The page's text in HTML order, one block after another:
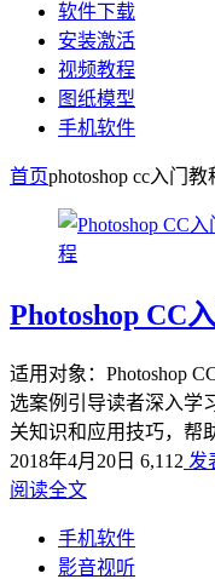
软件下载
安装激活
视频教程
图纸模型
手机软件
首页photoshop cc入门教
程
Photoshop CC
适用对象：Photoshop
选案例引导读者深入学
关知识和应用技巧，帮
2018年4月20日 6,112 发
阅读全文
手机软件
影音视听